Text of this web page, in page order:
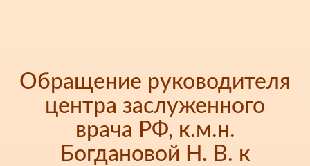
Обращение руководителя
центра заслуженного
врача РФ, к.м.н.
Богдановой Н. В. к